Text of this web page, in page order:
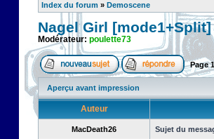
Index du forum » Demoscene
Nagel Girl [mode1+Split]
Modérateur: poulette73
Page1
Aperçu avant impression
Auteur
MacDeath26 Sujet du